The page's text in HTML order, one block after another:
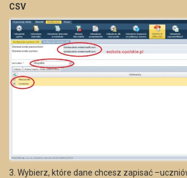
CSV
3. Wybierz, które dane chcesz zapisać